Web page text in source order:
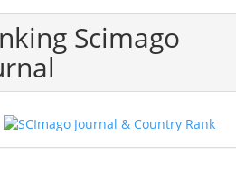
Scimago